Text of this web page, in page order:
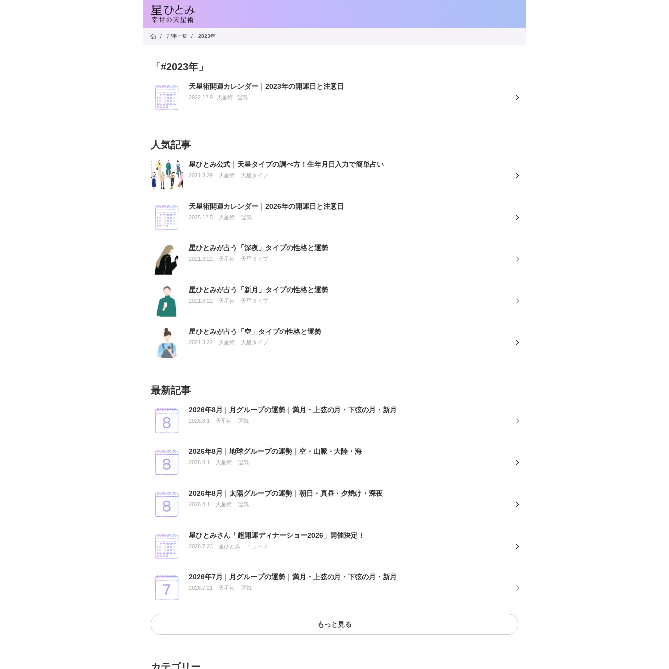
/ 記事一覧 / 2023年
「#2023年」
天星術開運カレンダー｜2023年の開運日と注意日
2022.12.9 天星術 運気
人気記事
星ひとみ公式｜天星タイプの調べ方！生年月日入力で簡単占い
2021.3.29 天星術 天星タイプ
天星術開運カレンダー｜2026年の開運日と注意日
2025.12.5 天星術 運気
星ひとみが占う「深夜」タイプの性格と運勢
2021.3.22 天星術 天星タイプ
星ひとみが占う「新月」タイプの性格と運勢
2021.3.22 天星術 天星タイプ
星ひとみが占う「空」タイプの性格と運勢
2021.3.22 天星術 天星タイプ
最新記事
2026年8月｜月グループの運勢｜満月・上弦の月・下弦の月・新月
2026.8.1 天星術 運気
2026年8月｜地球グループの運勢｜空・山脈・大陸・海
2026.8.1 天星術 運気
2026年8月｜太陽グループの運勢｜朝日・真昼・夕焼け・深夜
2026.8.1 天星術 運気
星ひとみさん「超開運ディナーショー2026」開催決定！
2026.7.23 星ひとみ ニュース
2026年7月｜月グループの運勢｜満月・上弦の月・下弦の月・新月
2026.7.21 天星術 運気
もっと見る
カテゴリー